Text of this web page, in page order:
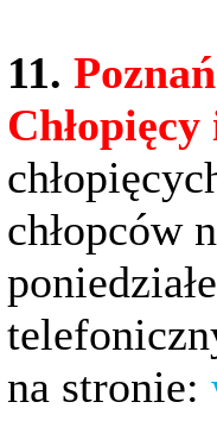
11.
chłopców
na stronie: